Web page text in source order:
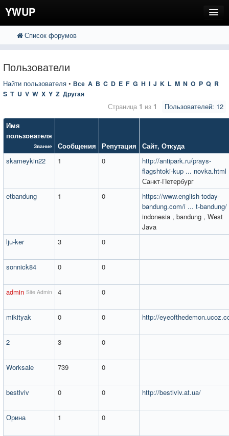
YWUP
FAQ
Вход
Список форумов
Пользователи
Найти пользователя • Все A B C D E F G H I J K L M N O P Q R
S T U V W X Y Z Другая
Пользователей: 12
Страница 1 из 1
Имя
пользователя
Звание Сообщения Репутация Сайт, Откуда
skameykin22
1 0
http://antipark.ru/prays-
flagshtoki-kup ... novka.html
Санкт-Петербург
etbandung
1 0
https://www.english-today-
bandung.com/i ... t-bandung/
indonesia , bandung , West
Java
lju-ker
3 0
sonnick84 0 0
admin Site Admin 4 0
mikityak 0 0 http://
2 3 0
Worksale 739 0
bestlviv 0 0 http://bestlviv.at.ua/
Орина 1 0